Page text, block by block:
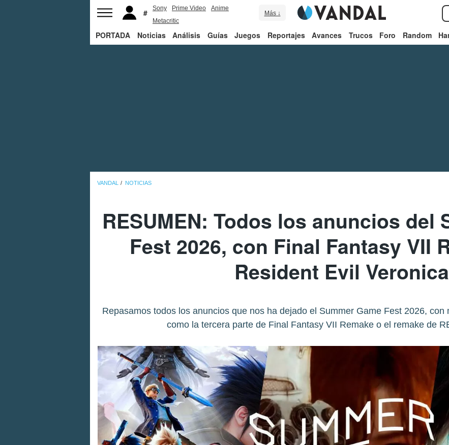
Sony Prime Video
Anime
Metacritic
Más ↓
PORTADA Noticias Análisis Guías Juegos Reportajes Avances Trucos Foro Random
VANDAL NOTICIAS
RESUMEN: Todos los anuncios del
Fest 2026, con Final Fantasy VII
Resident Evil Veronica
Repasamos todos los anuncios que nos ha dejado el Summer Game Fest 2026,
como la tercera parte de Final Fantasy VII Remake o el remake de